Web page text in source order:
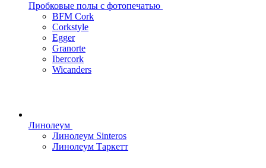
Пробковые полы с фотопечатью
BFM Cork
Corkstyle
Egger
Granorte
Ibercork
Wicanders
Линолеум
Линолеум Sinteros
Линолеум Таркетт